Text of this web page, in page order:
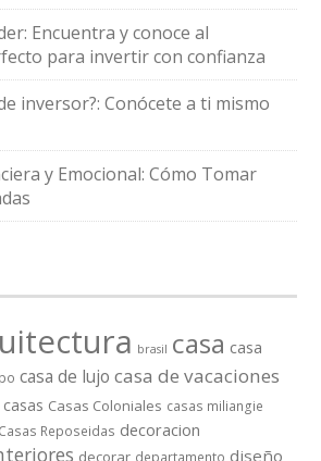
Encuentra y conoce al
para invertir con confianza
inversor?: Conócete a ti mismo
y Emocional: Cómo Tomar
brasil casa casa
casa de lujo casa de vacaciones
casas Casas Coloniales casas miliangie
Casas Reposeidas decoracion
decorar departamento diseño